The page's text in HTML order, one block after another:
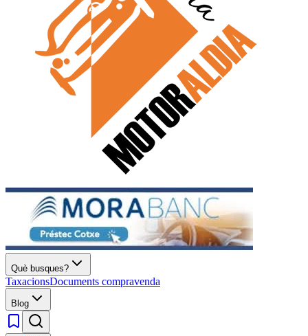
Què busques?
TaxacionsDocuments compravenda
Blog